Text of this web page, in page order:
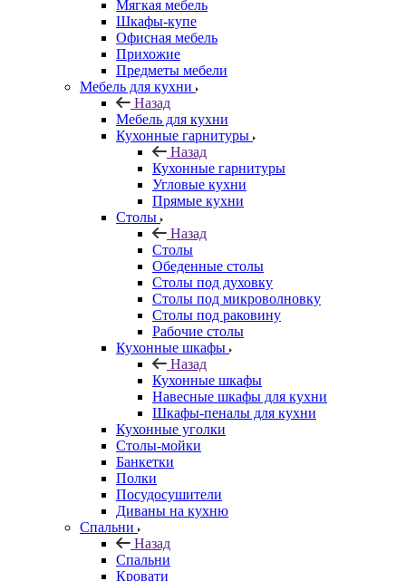
Мягкая мебель
Шкафы-купе
Офисная мебель
Прихожие
Предметы мебели
Мебель для кухни
Назад
Мебель для кухни
Кухонные гарнитуры
Назад
Кухонные гарнитуры
Угловые кухни
Прямые кухни
Столы
Назад
Столы
Обеденные столы
Столы под духовку
Столы под микроволновку
Столы под раковину
Рабочие столы
Кухонные шкафы
Назад
Кухонные шкафы
Навесные шкафы для кухни
Шкафы-пеналы для кухни
Кухонные уголки
Столы-мойки
Банкетки
Полки
Посудосушители
Диваны на кухню
Спальни
Назад
Спальни
Кровати